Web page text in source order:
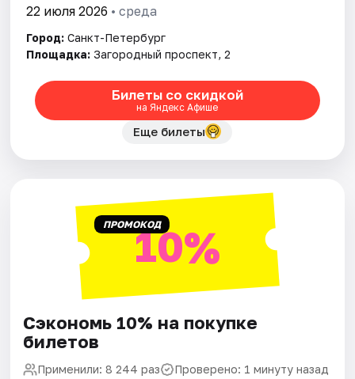
22 июля 2026 • среда
Город: Санкт-Петербург
Площадка: Загородный проспект, 2
Билеты со скидкой
на Яндекс Афише
Еще билеты
ПРОМОКОД10%
Сэкономь 10% на покупке
билетов
Применили: 8 244 раз Проверено: 1 минуту назад